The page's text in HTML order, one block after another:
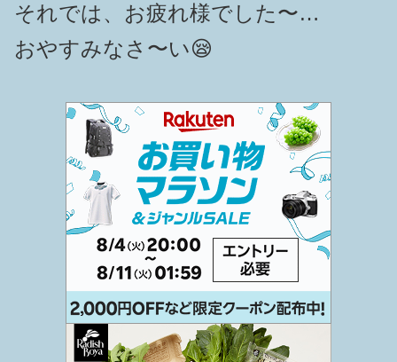
それでは、お疲れ様でした〜…
おやすみなさ〜い😪